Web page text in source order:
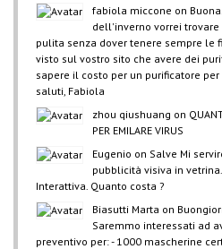
fabiola miccone on
dell'inverno vorrei
pulita senza dover tenere sempre le
visto sul vostro sito che avere dei
sapere il costo per un purificatore
saluti, Fabiola
zhou qiushuang on
PER EMILARE VIRUS
Eugenio on Salve Mi
pubblicità visiva in
Interattiva. Quanto costa ?
Biasutti Marta on
Saremmo interessati ad
preventivo per: - 1000 mascherine